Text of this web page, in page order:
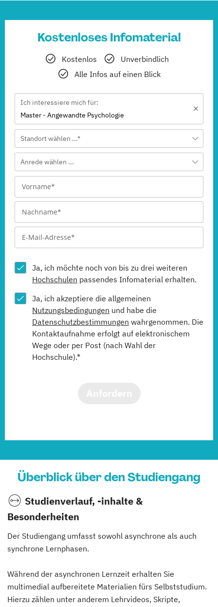
Kostenloses Infomaterial
Kostenlos
Unverbindlich
Alle Infos auf einen Blick
Ich interessiere mich für:
Master - Angewandte Psychologie
Standort wählen ...*
Anrede wählen ...
Ja, ich möchte noch von bis zu drei weiteren
Hochschulen passendes Infomaterial erhalten.
Ja, ich akzeptiere die allgemeinen
Nutzungsbedingungen und habe die
Datenschutzbestimmungen wahrgenommen. Die
Kontaktaufnahme erfolgt auf elektronischem
Wege oder per Post (nach Wahl der
Hochschule).*
Überblick über den Studiengang
Studienverlauf, -inhalte &
Besonderheiten
Der Studiengang umfasst sowohl asynchrone als auch
synchrone Lernphasen.
Während der asynchronen Lernzeit erhalten Sie
multimedial aufbereitete Materialien fürs Selbststudium.
Hierzu zählen unter anderem Lehrvideos, Skripte,